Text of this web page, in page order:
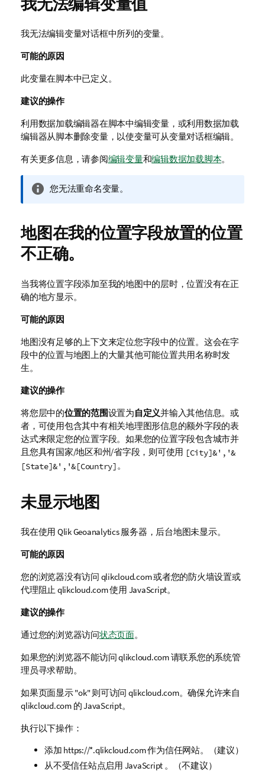
我无法编辑变量对话框中所列的变量。
可能的原因
此变量在脚本中已定义。
建议的操作
利用数据加载编辑器在脚本中编辑变量，或利用数据加载
编辑器从脚本删除变量，以使变量可从变量对话框编辑。
有关更多信息，请参阅编辑变量和编辑数据加载脚本。
信
释
您无法重命名变量。
地图在我的位置字段放置的位置
不正确。
当我将位置字段添加至我的地图中的层时，位置没有在正
确的地方显示。
可能的原因
地图没有足够的上下文来定位您字段中的位置。这会在字
段中的位置与地图上的大量其他可能位置共用名称时发
生。
建议的操作
将您层中的位置的范围设置为自定义并输入其他信息。或
者，可使用包含其中有相关地理图形信息的额外字段的表
达式来限定您的位置字段。如果您的位置字段包含城市并
且您具有国家/地区和州/省字段，则可使用 [City]&','&
[State]&','&[Country] 。
未显示地图
我在使用 QlikGeoanalytics 服务器，后台地图未显示。
可能的原因
您的浏览器没有访问 qlikcloud.com或者您的防火墙设置或
代理阻止 qlikcloud.com使用 JavaScript。
建议的操作
通过您的浏览器访问状态页面。
如果您的浏览器不能访问qlikcloud.com请联系您的系统管
理员寻求帮助。
如果页面显示 "ok" 则可访问 qlikcloud.com。确保允许来自
qlikcloud.com的JavaScript。
执行以下操作：
添加 https://*.qlikcloud.com 作为信任网站。（建议）
从不受信任站点启用 JavaScript 。（不建议）